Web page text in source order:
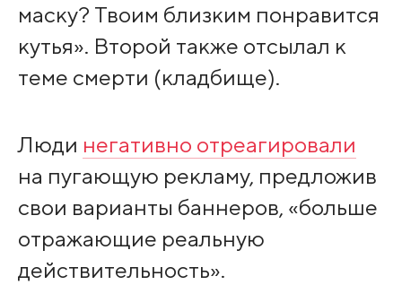
маску? Твоим близким понравится
кутья». Второй также отсылал к
теме смерти (кладбище).
Люди негативно отреагировали
на пугающую рекламу, предложив
свои варианты баннеров, «больше
отражающие реальную
действительность».